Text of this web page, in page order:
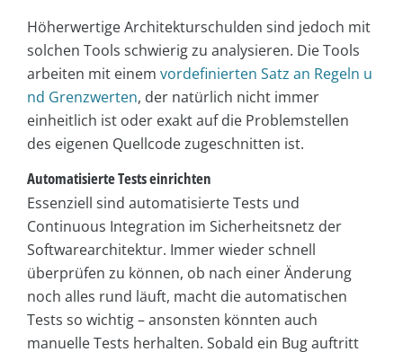
Höherwertige Architekturschulden sind jedoch mit
solchen Tools schwierig zu analysieren. Die Tools
arbeiten mit einem vordefinierten Satz an Regeln u
nd Grenzwerten, der natürlich nicht immer
einheitlich ist oder exakt auf die Problemstellen
des eigenen Quellcode zugeschnitten ist.
Automatisierte Tests einrichten
Essenziell sind automatisierte Tests und
Continuous Integration im Sicherheitsnetz der
Softwarearchitektur. Immer wieder schnell
überprüfen zu können, ob nach einer Änderung
noch alles rund läuft, macht die automatischen
Tests so wichtig – ansonsten könnten auch
manuelle Tests herhalten. Sobald ein Bug auftritt